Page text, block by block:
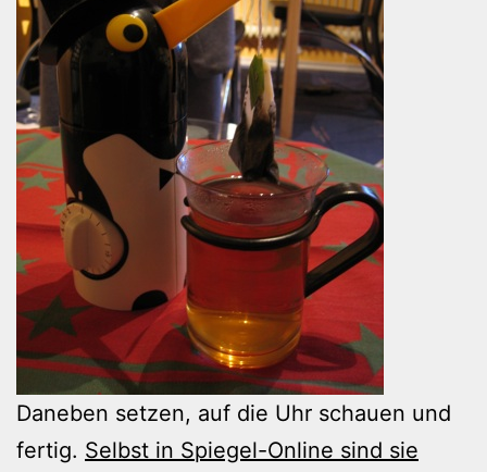
Daneben setzen, auf die Uhr schauen und
fertig. Selbst in Spiegel-Online sind sie